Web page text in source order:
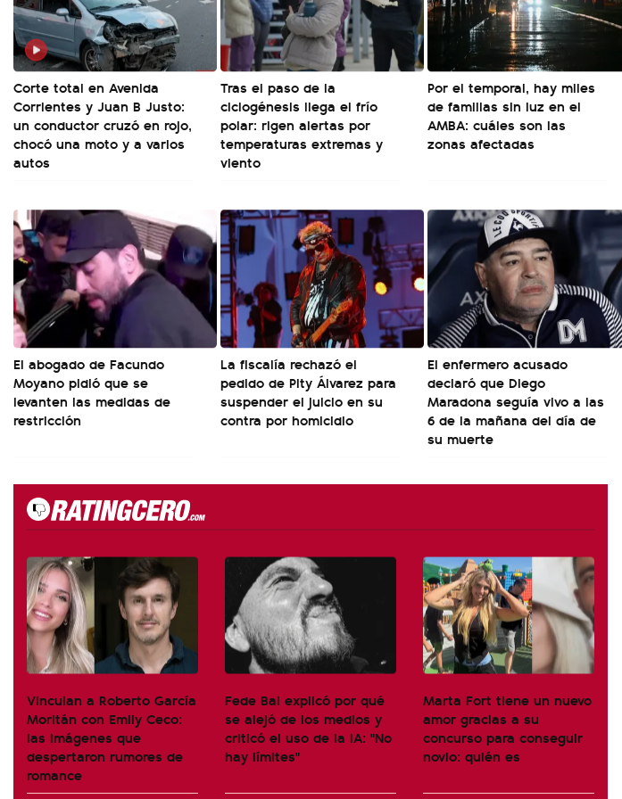
Corte total en Avenida
Corrientes y Juan B Justo:
un conductor cruzó en rojo,
chocó una moto y a varios
autos
Tras el paso de la
ciclogénesis llega el frío
polar: rigen alertas por
temperaturas extremas y
viento
Por el temporal, hay miles
de familias sin luz en el
AMBA: cuáles son las
zonas afectadas
El abogado de Facundo
Moyano pidió que se
levanten las medidas de
restricción
La fiscalía rechazó el
pedido de Pity Álvarez para
suspender el juicio en su
contra por homicidio
El enfermero acusado
declaró que Diego
Maradona seguía vivo a las
6 de la mañana del día de
su muerte
Vinculan a Roberto García
Moritán con Emily Ceco:
las imágenes que
despertaron rumores de
romance
Fede Bal explicó por qué
se alejó de los medios y
criticó el uso de la IA: "No
hay límites"
Marta Fort tiene un nuevo
amor gracias a su
concurso para conseguir
novio: quién es